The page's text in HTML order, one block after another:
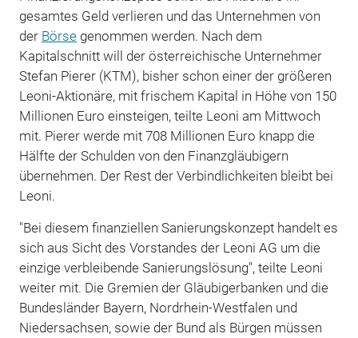
gesamtes Geld verlieren und das Unternehmen von
der Börsegenommen werden. Nach dem
Kapitalschnitt will der österreichische Unternehmer
Stefan Pierer (KTM), bisher schon einer der größeren
Leoni-Aktionäre, mit frischem Kapital in Höhe von 150
Millionen Euro einsteigen, teilte Leoni am Mittwoch
mit. Pierer werde mit 708 Millionen Euro knapp die
Hälfte der Schulden von den Finanzgläubigern
übernehmen. Der Rest der Verbindlichkeiten bleibt bei
Leoni.
"Bei diesem finanziellen Sanierungskonzept handelt es
sich aus Sicht des Vorstandes der Leoni AG um die
einzige verbleibende Sanierungslösung", teilte Leoni
weiter mit. Die Gremien der Gläubigerbanken und die
Bundesländer Bayern, Nordrhein-Westfalen und
Niedersachsen, sowie der Bund als Bürgen müssen